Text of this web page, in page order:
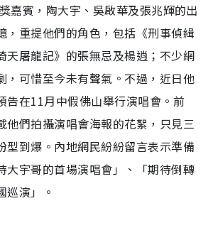
嘉賓，陶大宇、吳啟華及張兆輝的出
，重提他們的角色，包括《刑事偵緝
天屠龍記》的張無忌及楊逍；不少網
，可惜至今未有聲氣。不過，近日他
告在11月中假佛山舉行演唱會。前
他們拍攝演唱會海報的花絮，只見三
型到爆。內地網民紛紛留言表示準備
大宇哥的首場演唱會」、「期待倒轉
巡演」。